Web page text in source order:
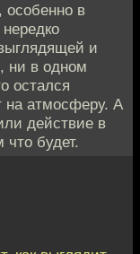
в
и
ни в одном
остался
на атмосферу. А
действие в
будет.